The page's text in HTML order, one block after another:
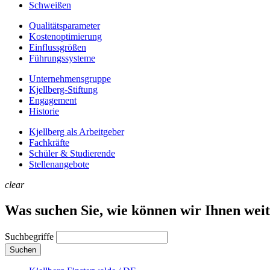
Schweißen
Qualitätsparameter
Kostenoptimierung
Einflussgrößen
Führungssysteme
Unternehmens­gruppe
Kjellberg-Stiftung
Engagement
Historie
Kjellberg als Arbeitgeber
Fachkräfte
Schüler & Studierende
Stellenangebote
clear
Was suchen Sie, wie können wir Ihnen
Suchbegriffe
Suchen